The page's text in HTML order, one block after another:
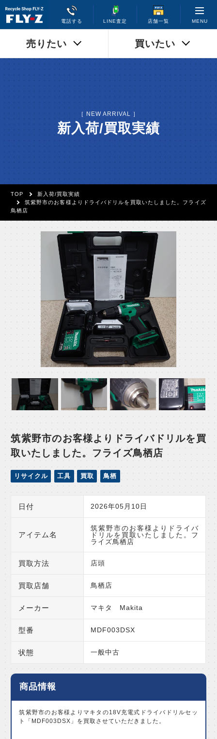
電話する LINE査定 店舗一覧 MENU
売りたい 買いたい
［ NEW ARRIVAL ］
新入荷/買取実績
TOP
新入荷/買取実績
筑紫野市のお客様よりドライバドリルを買取いたしました。フライズ
鳥栖店
筑紫野市のお客様よりドライバドリルを買
取いたしました。フライズ鳥栖店
リサイクル 工具 買取 鳥栖
日付 2026年05月10日
アイテム名
筑紫野市のお客様よりドライバ
ドリルを買取いたしました。フ
ライズ鳥栖店
買取方法 店頭
買取店舗 鳥栖店
メーカー マキタ Makita
型番 MDF003DSX
状態 一般中古
商品情報
筑紫野市のお客様よりマキタの18V充電式ドライバドリルセッ
ト「MDF003DSX」を買取させていただきました。